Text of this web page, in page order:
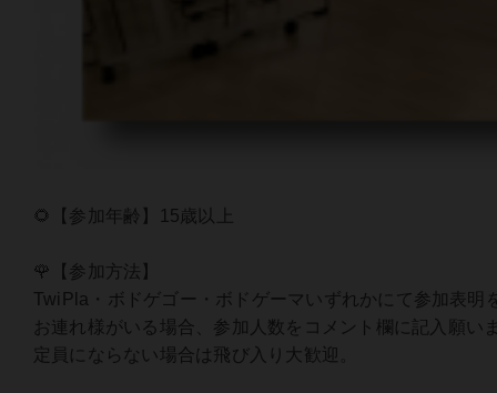
🌻【参加年齢】15歳以上
🌹【参加方法】
TwiPla・ボドゲゴー・ボドゲーマいずれかにて参加表明
お連れ様がいる場合、参加人数をコメント欄に記入願い
定員にならない場合は飛び入り大歓迎。